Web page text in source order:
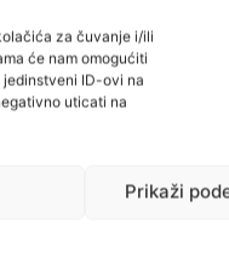
za čuvanje i/ili
će nam omogućiti
jedinstveni ID-ovi na
uticati na
Prikaži